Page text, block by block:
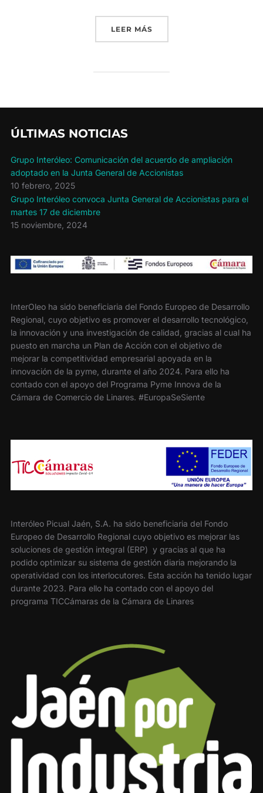
LEER MÁS«GRUPO INTERÓLEO
ÚLTIMAS NOTICIAS
Grupo Interóleo: Comunicación del acuerdo de ampliación
adoptado en la Junta General de Accionistas
10 febrero, 2025
Grupo Interóleo convoca Junta General de Accionistas para el
martes 17 de diciembre
15 noviembre, 2024
InterOleo ha sido beneficiaria del Fondo Europeo de Desarrollo
Regional, cuyo objetivo es promover el desarrollo tecnológico,
la innovación y una investigación de calidad, gracias al cual ha
puesto en marcha un Plan de Acción con el objetivo de
mejorar la competitividad empresarial apoyada en la
innovación de la pyme, durante el año 2024. Para ello ha
contado con el apoyo del Programa Pyme Innova de la
Cámara de Comercio de Linares. #EuropaSeSiente
Interóleo Picual Jaén, S.A. ha sido beneficiaria del Fondo
Europeo de Desarrollo Regional cuyo objetivo es mejorar las
soluciones de gestión integral (ERP) y gracias al que ha
podido optimizar su sistema de gestión diaria mejorando la
operatividad con los interlocutores. Esta acción ha tenido lugar
durante 2023. Para ello ha contado con el apoyo del
programa TICCámaras de la Cámara de Linares